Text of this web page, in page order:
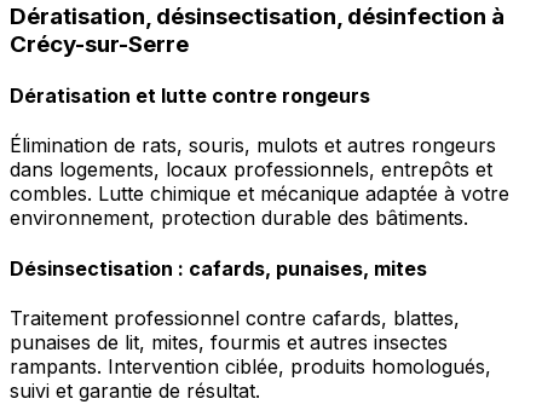
Dératisation, désinsectisation, désinfection à
Crécy-sur-Serre
Dératisation et lutte contre rongeurs
Élimination de rats, souris, mulots et autres rongeurs
dans logements, locaux professionnels, entrepôts et
combles. Lutte chimique et mécanique adaptée à votre
environnement, protection durable des bâtiments.
Désinsectisation : cafards, punaises, mites
Traitement professionnel contre cafards, blattes,
punaises de lit, mites, fourmis et autres insectes
rampants. Intervention ciblée, produits homologués,
suivi et garantie de résultat.